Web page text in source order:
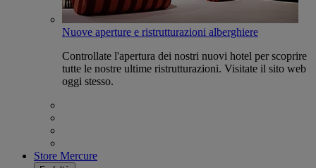
Nuove aperture e ristrutturazioni alberghiere
Controllate l'apertura dei nostri nuovi hotel per scoprire
tutte le nostre ultime ristrutturazioni. Visitate il sito web
oggi stesso.
Store Mercure